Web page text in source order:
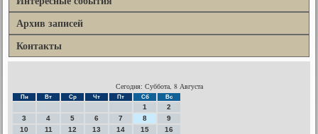
Архив записей
Контакты
Сегодня: Суббота, 8 Августа
Пн Вт Ср Чт Пт Сб Вс
1
2
3
4 5 6 7 8
9
10
11 12 13 14 15
16